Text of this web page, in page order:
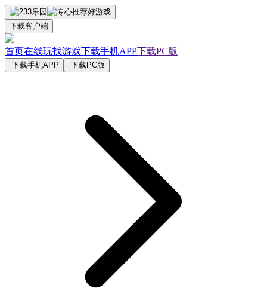
下载客户端
首页在线玩找游戏下载手机APP下载PC版
下载手机APP 下载PC版